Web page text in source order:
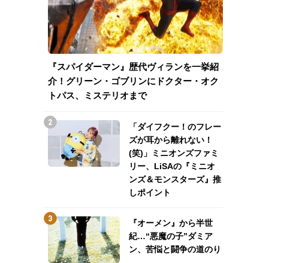
『スパイダーマン』歴代ヴィランを一挙紹
介！グリーン・ゴブリンにドクター・オク
トパス、ミステリオまで
「ダイフクー！のフレー
ズが耳から離れない！
(笑)」ミニオンズファミ
リー、LiSAの『ミニオ
ンズ＆モンスターズ』推
しポイント
『オーメン』から半世
紀…“悪魔の子”ダミア
ン、苦悩と闘争の道のり